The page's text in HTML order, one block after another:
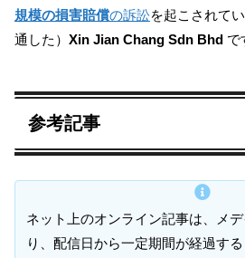
規模の損害賠償の訴訟を起こされて
通した） Xin Jian Chang Sdn Bhd で
参考記事
ネット上のオンライン記事は、メ
り、配信日から一定期間が経過す